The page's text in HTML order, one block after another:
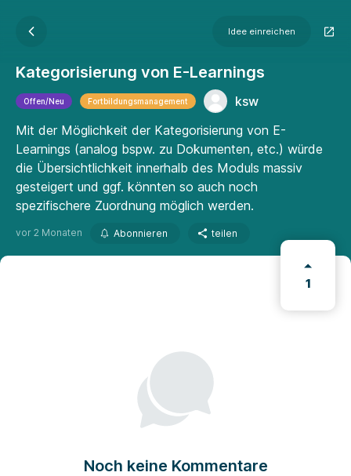
Idee einreichen
Kategorisierung von E-Learnings
Offen/Neu Fortbildungsmanagement
ksw
Mit der Möglichkeit der Kategorisierung von E-
Learnings (analog bspw. zu Dokumenten, etc.) würde
die Übersichtlichkeit innerhalb des Moduls massiv
gesteigert und ggf. könnten so auch noch
spezifischere Zuordnung möglich werden.
vor 2 Monaten Abonnieren teilen
1
Noch keine Kommentare